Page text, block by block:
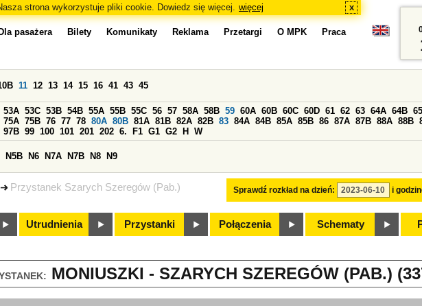
strona wykorzystuje pliki cookie. Dowiedz się więcej. więcej x
Przystanek Szarych Szeregów (Pab.)
Dla pasażera Bilety Komunikaty Reklama Przetargi O MPK Praca
Sprawdź rozkład na dzień: i
11 12 13 14 15 16 41 43 45
53A 53C 53B 54B 55A 55B 55C 56 57 58A 58B 59 60A 60B 60C 60D 61 62 63 64A 64B
75A 75B 76 77 78 80A 80B 81A 81B 82A 82B 83 84A 84B 85A 85B 86 87A 87B 88A 88B
97B 99 100 101 201 202 6. F1 G1 G2 H W
N5B N6 N7A N7B N8 N9
Utrudnienia Przystanki Połączenia Schematy
MONIUSZKI - SZARYCH SZEREGÓW (PAB.)